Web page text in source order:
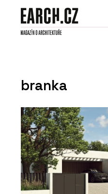
branka